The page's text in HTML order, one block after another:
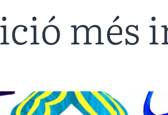
més